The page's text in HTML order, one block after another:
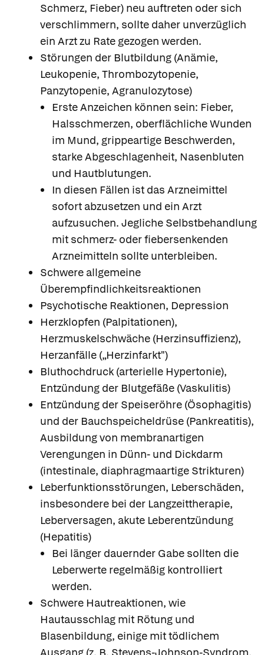
Schmerz, Fieber) neu auftreten oder sich
verschlimmern, sollte daher unverzüglich
ein Arzt zu Rate gezogen werden.
Störungen der Blutbildung (Anämie,
Leukopenie, Thrombozytopenie,
Panzytopenie, Agranulozytose)
Erste Anzeichen können sein: Fieber,
Halsschmerzen, oberflächliche Wunden
im Mund, grippeartige Beschwerden,
starke Abgeschlagenheit, Nasenbluten
und Hautblutungen.
In diesen Fällen ist das Arzneimittel
sofort abzusetzen und ein Arzt
aufzusuchen. Jegliche Selbstbehandlung
mit schmerz- oder fiebersenkenden
Arzneimitteln sollte unterbleiben.
Schwere allgemeine
Überempfindlichkeitsreaktionen
Psychotische Reaktionen, Depression
Herzklopfen (Palpitationen),
Herzmuskelschwäche (Herzinsuffizienz),
Herzanfälle („Herzinfarkt")
Bluthochdruck (arterielle Hypertonie),
Entzündung der Blutgefäße (Vaskulitis)
Entzündung der Speiseröhre (Ösophagitis)
und der Bauchspeicheldrüse (Pankreatitis),
Ausbildung von membranartigen
Verengungen in Dünn- und Dickdarm
(intestinale, diaphragmaartige Strikturen)
Leberfunktionsstörungen, Leberschäden,
insbesondere bei der Langzeittherapie,
Leberversagen, akute Leberentzündung
(Hepatitis)
Bei länger dauernder Gabe sollten die
Leberwerte regelmäßig kontrolliert
werden.
Schwere Hautreaktionen, wie
Hautausschlag mit Rötung und
Blasenbildung, einige mit tödlichem
Ausgang (z. B. Stevens-Johnson-Syndrom,